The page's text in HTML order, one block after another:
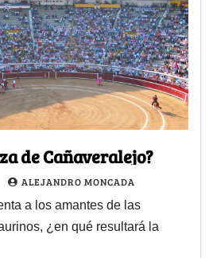
de Cañaveralejo?
ALEJANDRO MONCADA
a los amantes de las
¿en qué resultará la